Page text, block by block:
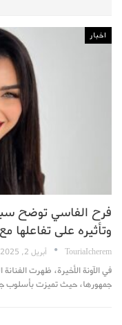
اخبار
فرح الفاسي توضح
وتأثيره على تفاعلها
TouriaIcherem أبريل 2, 2025
في الآونة الأخيرة، ظهرت
جمهورها، حيث تميزت بأسلوب